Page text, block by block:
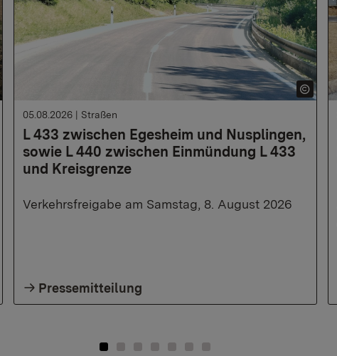
L 433 zwischen Egesheim und Nusplingen,
sowie L 440 zwischen Einmündung L 433
und Kreisgrenze
05.08.2026 | Straßen
Verkehrsfreigabe am Samstag, 8. August 2026
Pressemitteilung